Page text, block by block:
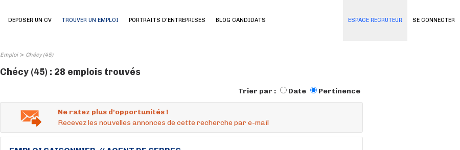
SE CONNECTER
DEPOSER UN CV TROUVER UN EMPLOI PORTRAITS D'ENTREPRISES BLOG CANDIDATS ESPACE RECRUTEUR
Emploi> Chécy (45)
Chécy (45) : 28 emplois trouvés
Trier par : Date Pertinence
Ne ratez plus d'opportunités !
Recevez les nouvelles annonces de cette recherche par e-mail